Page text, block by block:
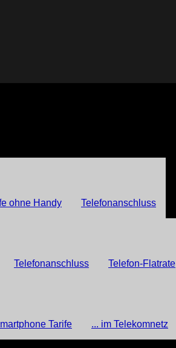
ohne Handy Telefonanschluss
Telefonanschluss Telefon-Flatrate
Tarife ... im Telekomnetz